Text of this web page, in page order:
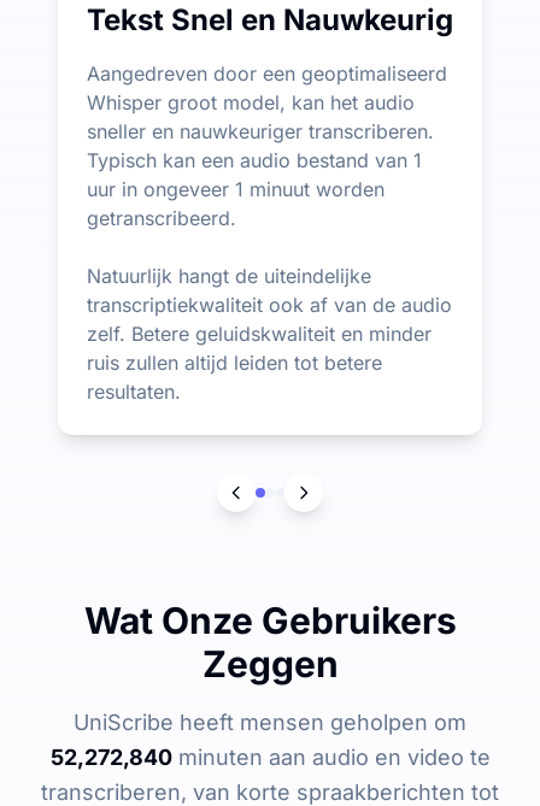
Tekst Snel en Nauwkeurig
Aangedreven door een geoptimaliseerd
Whisper groot model, kan het audio
sneller en nauwkeuriger transcriberen.
Typisch kan een audio bestand van 1
uur in ongeveer 1 minuut worden
getranscribeerd.
Natuurlijk hangt de uiteindelijke
transcriptiekwaliteit ook af van de audio
zelf. Betere geluidskwaliteit en minder
ruis zullen altijd leiden tot betere
resultaten.
Wat Onze Gebruikers
Zeggen
UniScribe heeft mensen geholpen om
52,272,840minuten aan audio en video te
transcriberen, van korte spraakberichten tot